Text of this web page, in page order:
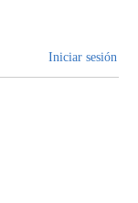
Iniciar sesión